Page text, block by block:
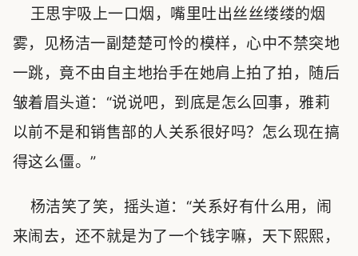
王思宇吸上一口烟，嘴里吐出丝丝缕缕的烟
雾，见杨洁一副楚楚可怜的模样，心中不禁突地
一跳，竟不由自主地抬手在她肩上拍了拍，随后
皱着眉头道：“说说吧，到底是怎么回事，雅莉
以前不是和销售部的人关系很好吗？怎么现在搞
得这么僵。”
杨洁笑了笑，摇头道：“关系好有什么用，闹
来闹去，还不就是为了一个钱字嘛，天下熙熙，